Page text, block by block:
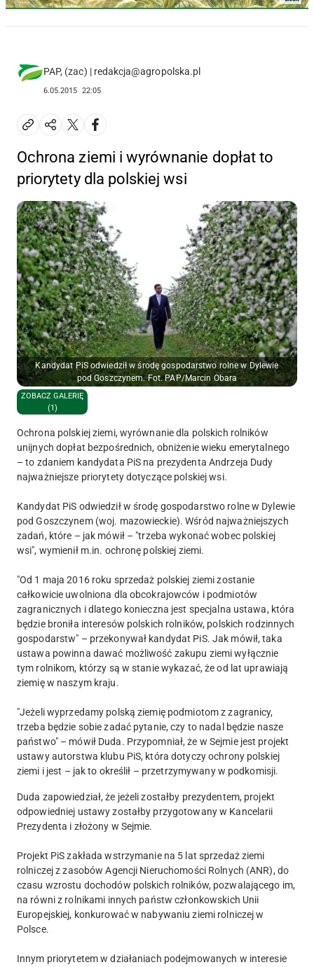
PAP, (zac) | redakcja@agropolska.pl
6.05.2015 22:05
Ochrona ziemi i wyrównanie dopłat to
priorytety dla polskiej wsi
Kandydat PiS odwiedził w środę gospodarstwo rolne w Dylewie
pod Goszczynem. Fot. PAP/Marcin Obara
ZOBACZ GALERIĘ
(1)
Ochrona polskiej ziemi, wyrównanie dla polskich rolników
unijnych dopłat bezpośrednich, obniżenie wieku emerytalnego
– to zdaniem kandydata PiS na prezydenta Andrzeja Dudy
najważniejsze priorytety dotyczące polskiej wsi.
Kandydat PiS odwiedził w środę gospodarstwo rolne w Dylewie
pod Goszczynem (woj. mazowieckie). Wśród najważniejszych
zadań, które – jak mówił – "trzeba wykonać wobec polskiej
wsi", wymienił m.in. ochronę polskiej ziemi.
"Od 1 maja 2016 roku sprzedaż polskiej ziemi zostanie
całkowicie uwolniona dla obcokrajowców i podmiotów
zagranicznych i dlatego konieczna jest specjalna ustawa, która
będzie broniła interesów polskich rolników, polskich rodzinnych
gospodarstw" – przekonywał kandydat PiS. Jak mówił, taka
ustawa powinna dawać możliwość zakupu ziemi wyłącznie
tym rolnikom, którzy są w stanie wykazać, że od lat uprawiają
ziemię w naszym kraju.
"Jeżeli wyprzedamy polską ziemię podmiotom z zagranicy,
trzeba będzie sobie zadać pytanie, czy to nadal będzie nasze
państwo" – mówił Duda. Przypomniał, że w Sejmie jest projekt
ustawy autorstwa klubu PiS, która dotyczy ochrony polskiej
ziemi i jest – jak to określił – przetrzymywany w podkomisji.
Duda zapowiedział, że jeżeli zostałby prezydentem, projekt
odpowiedniej ustawy zostałby przygotowany w Kancelarii
Prezydenta i złożony w Sejmie.
Projekt PiS zakłada wstrzymanie na 5 lat sprzedaż ziemi
rolniczej z zasobów Agencji Nieruchomości Rolnych (ANR), do
czasu wzrostu dochodów polskich rolników, pozwalającego im,
na równi z rolnikami innych państw członkowskich Unii
Europejskiej, konkurować w nabywaniu ziemi rolniczej w
Polsce.
Innym priorytetem w działaniach podejmowanych w interesie